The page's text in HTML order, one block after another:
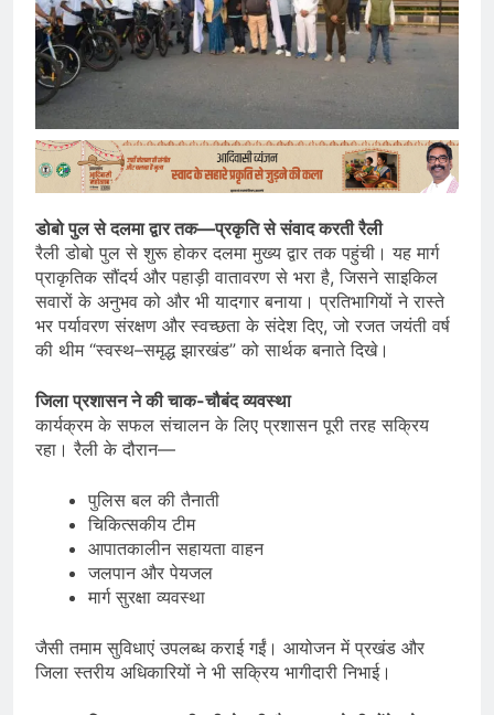
डोबो पुल से दलमा द्वार तक—प्रकृति से संवाद करती रैली
रैली डोबो पुल से शुरू होकर दलमा मुख्य द्वार तक पहुंची। यह मार्ग
प्राकृतिक सौंदर्य और पहाड़ी वातावरण से भरा है, जिसने साइकिल
सवारों के अनुभव को और भी यादगार बनाया। प्रतिभागियों ने रास्ते
भर पर्यावरण संरक्षण और स्वच्छता के संदेश दिए, जो रजत जयंती वर्ष
की थीम “स्वस्थ–समृद्ध झारखंड” को सार्थक बनाते दिखे।
जिला प्रशासन ने की चाक-चौबंद व्यवस्था
कार्यक्रम के सफल संचालन के लिए प्रशासन पूरी तरह सक्रिय
रहा। रैली के दौरान—
पुलिस बल की तैनाती
चिकित्सकीय टीम
आपातकालीन सहायता वाहन
जलपान और पेयजल
मार्ग सुरक्षा व्यवस्था
जैसी तमाम सुविधाएं उपलब्ध कराई गईं। आयोजन में प्रखंड और
जिला स्तरीय अधिकारियों ने भी सक्रिय भागीदारी निभाई।